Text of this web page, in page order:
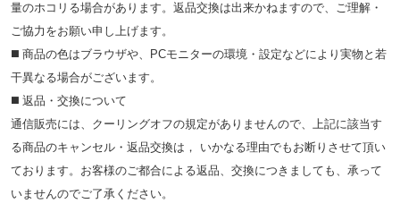
量のホコリる場合があります。返品交換は出来かねますので、ご理解・
ご協⼒をお願い申し上げます。
◼️ 商品の⾊はブラウザや、PCモニターの環境・設定などにより実物と若
⼲異なる場合がございます。
◼️ 返品・交換について
通信販売には、クーリングオフの規定がありませんので、上記に該当す
る商品のキャンセル・返品交換は， いかなる理由でもお断りさせて頂い
ております。お客様のご都合による返品、交換につきましても、承って
いませんのでご了承ください。